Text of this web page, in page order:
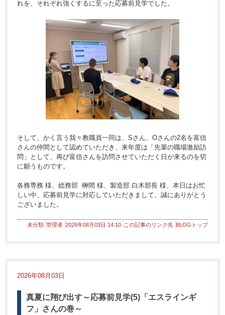
れを、それぞれ強くするに至った応募前見学でした。
そして、かく言う我々教職員一同は、Sさん、Oさんの2名を富信
さんの仲間として認めていただき、来年度は「先輩の職場激励訪
問」として、再び富信さんを訪問させていただく日が来るのを切
に願うものです。
各務専務 様、総務部 榊間 様、製造部 白木部長 様、本日はお忙
しい中、応募前見学に対応していただきまして、誠にありがとう
ございました。
未分類 管理者 2026年08月03日 14:10 この記事のリンク先 BLOGトップ
2026年08月03日
真夏に翔び出す～応募前見学(5)「エスラインギ
フ」さんの巻～